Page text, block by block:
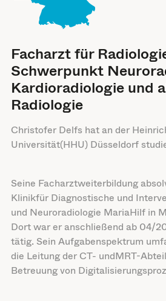
Facharzt für
Schwerpunkt
Kardioradiologie und
Radiologie
Christofer Delfs hat an der
Universität(HHU) Düsseldorf
Seine Facharztweiterbildung
Klinikfür Diagnostische und
und Neuroradiologie MariaHilf in
Dort war er anschließend ab 04/
tätig. Sein Aufgabenspektrum
die Leitung der CT- undMRT-
Betreuung von